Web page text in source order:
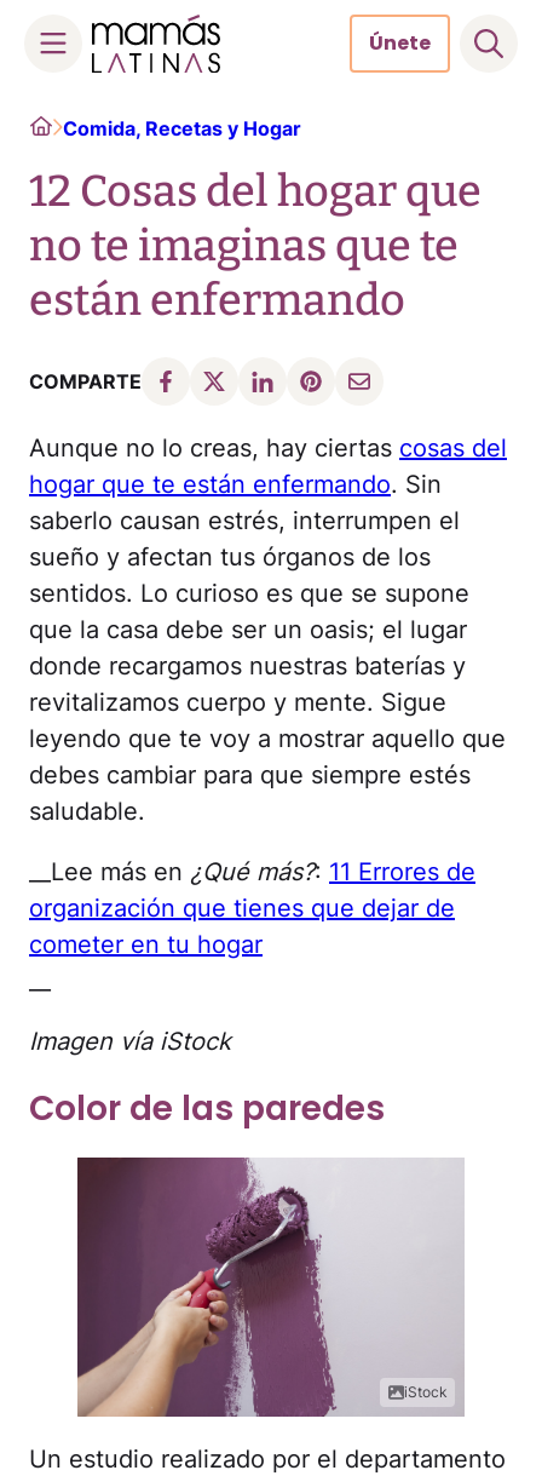
content
Únete
HomeComida, Recetas y Hogar
12 Cosas del hogar que
no te imaginas que te
están enfermando
COMPARTE
Aunque no lo creas, hay ciertas cosas del
hogar que te están enfermando. Sin
saberlo causan estrés, interrumpen el
sueño y afectan tus órganos de los
sentidos. Lo curioso es que se supone
que la casa debe ser un oasis; el lugar
donde recargamos nuestras baterías y
revitalizamos cuerpo y mente. Sigue
leyendo que te voy a mostrar aquello que
debes cambiar para que siempre estés
saludable.
__Lee más en ¿Qué más?: 11 Errores de
organización que tienes que dejar de
cometer en tu hogar
Imagen vía iStock
Color de las paredes
iStock
Un estudio realizado por el departamento